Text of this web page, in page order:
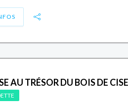
AU TRÉSOR DU BOIS DE CISE